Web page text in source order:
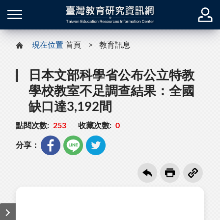
現在位置 首頁 教育訊息
日本文部科學省公布公立特教
學校教室不足調查結果：全國
缺口達3,192間
點閱次數: 253 收藏次數: 0
分享：